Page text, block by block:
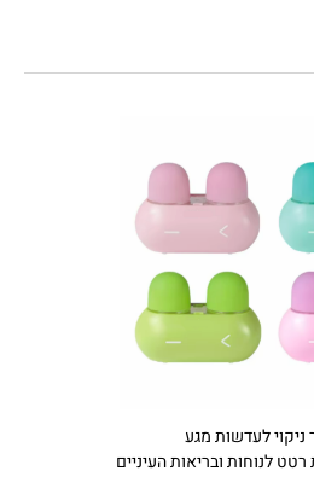
לעדשות מגע
רטט לנוחות ובריאות העיניים